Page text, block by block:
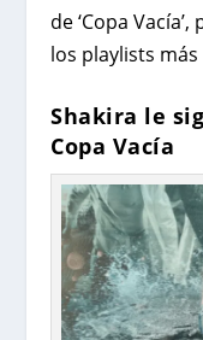
de ‘Copa
los playlists
Shakira le
Copa Vacía